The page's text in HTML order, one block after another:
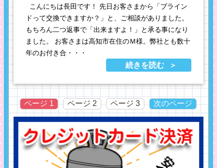
こんにちは長田です！ 先日お客さまから「ブライン
ドって交換できますか？」と、ご相談がありました。
もちろん二つ返事で「出来ますよ！」と承る事になり
ました。 お客さまは高知市在住のＭ様。弊社とも数十
年のお付き合・・・
続きを読む
ページ 1 ページ 2 ページ3 次のページ